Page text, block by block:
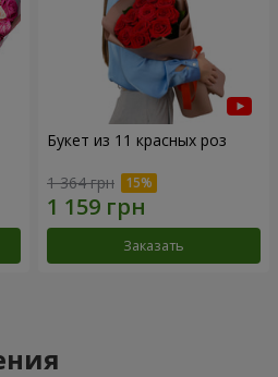
Букет из 11 красных роз
1 364 грн
Заказать